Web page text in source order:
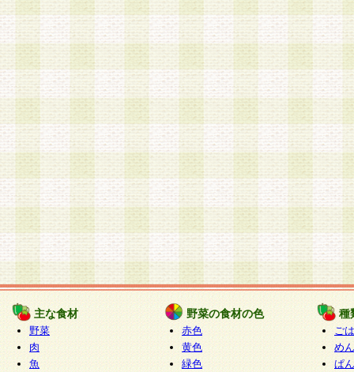
主な食材
野菜
肉
魚
野菜の食材の色
赤色
黄色
緑色
種
ご
めん
ぱん